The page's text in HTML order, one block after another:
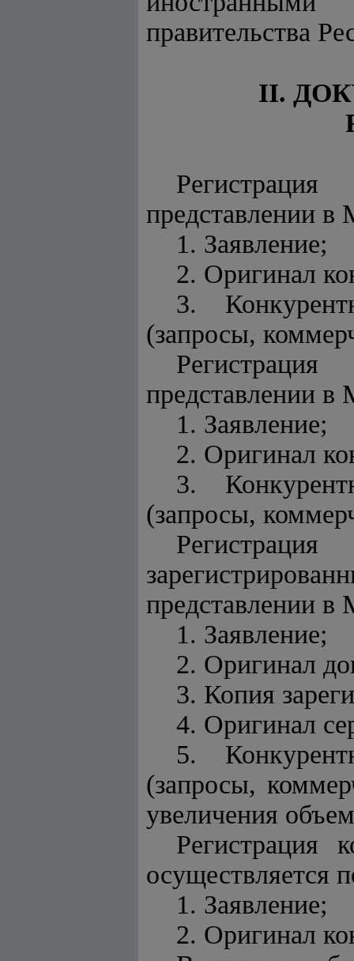
правительства
II.
представлении
1. Заявление;
2. Оригинал
3.
(запросы,
представлении
1. Заявление;
2. Оригинал
3.
(запросы,
представлении
1. Заявление;
2. Оригинал
3. Копия
4. Оригинал
5.
(запросы,
увеличения
Регистрация
осуществляется
1. Заявление;
2. Оригинал